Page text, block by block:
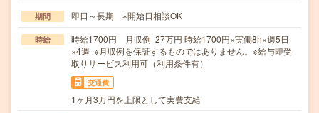
期間 即日～長期 ※開始日相談OK
時給
時給1700円 月収例 27万円 時給1700円×実働8h×週5日
×4週 ※月収例を保証するものではありません。※給与即受
取りサービス利用可（利用条件有）
交通費
1ヶ月3万円を上限として実費支給